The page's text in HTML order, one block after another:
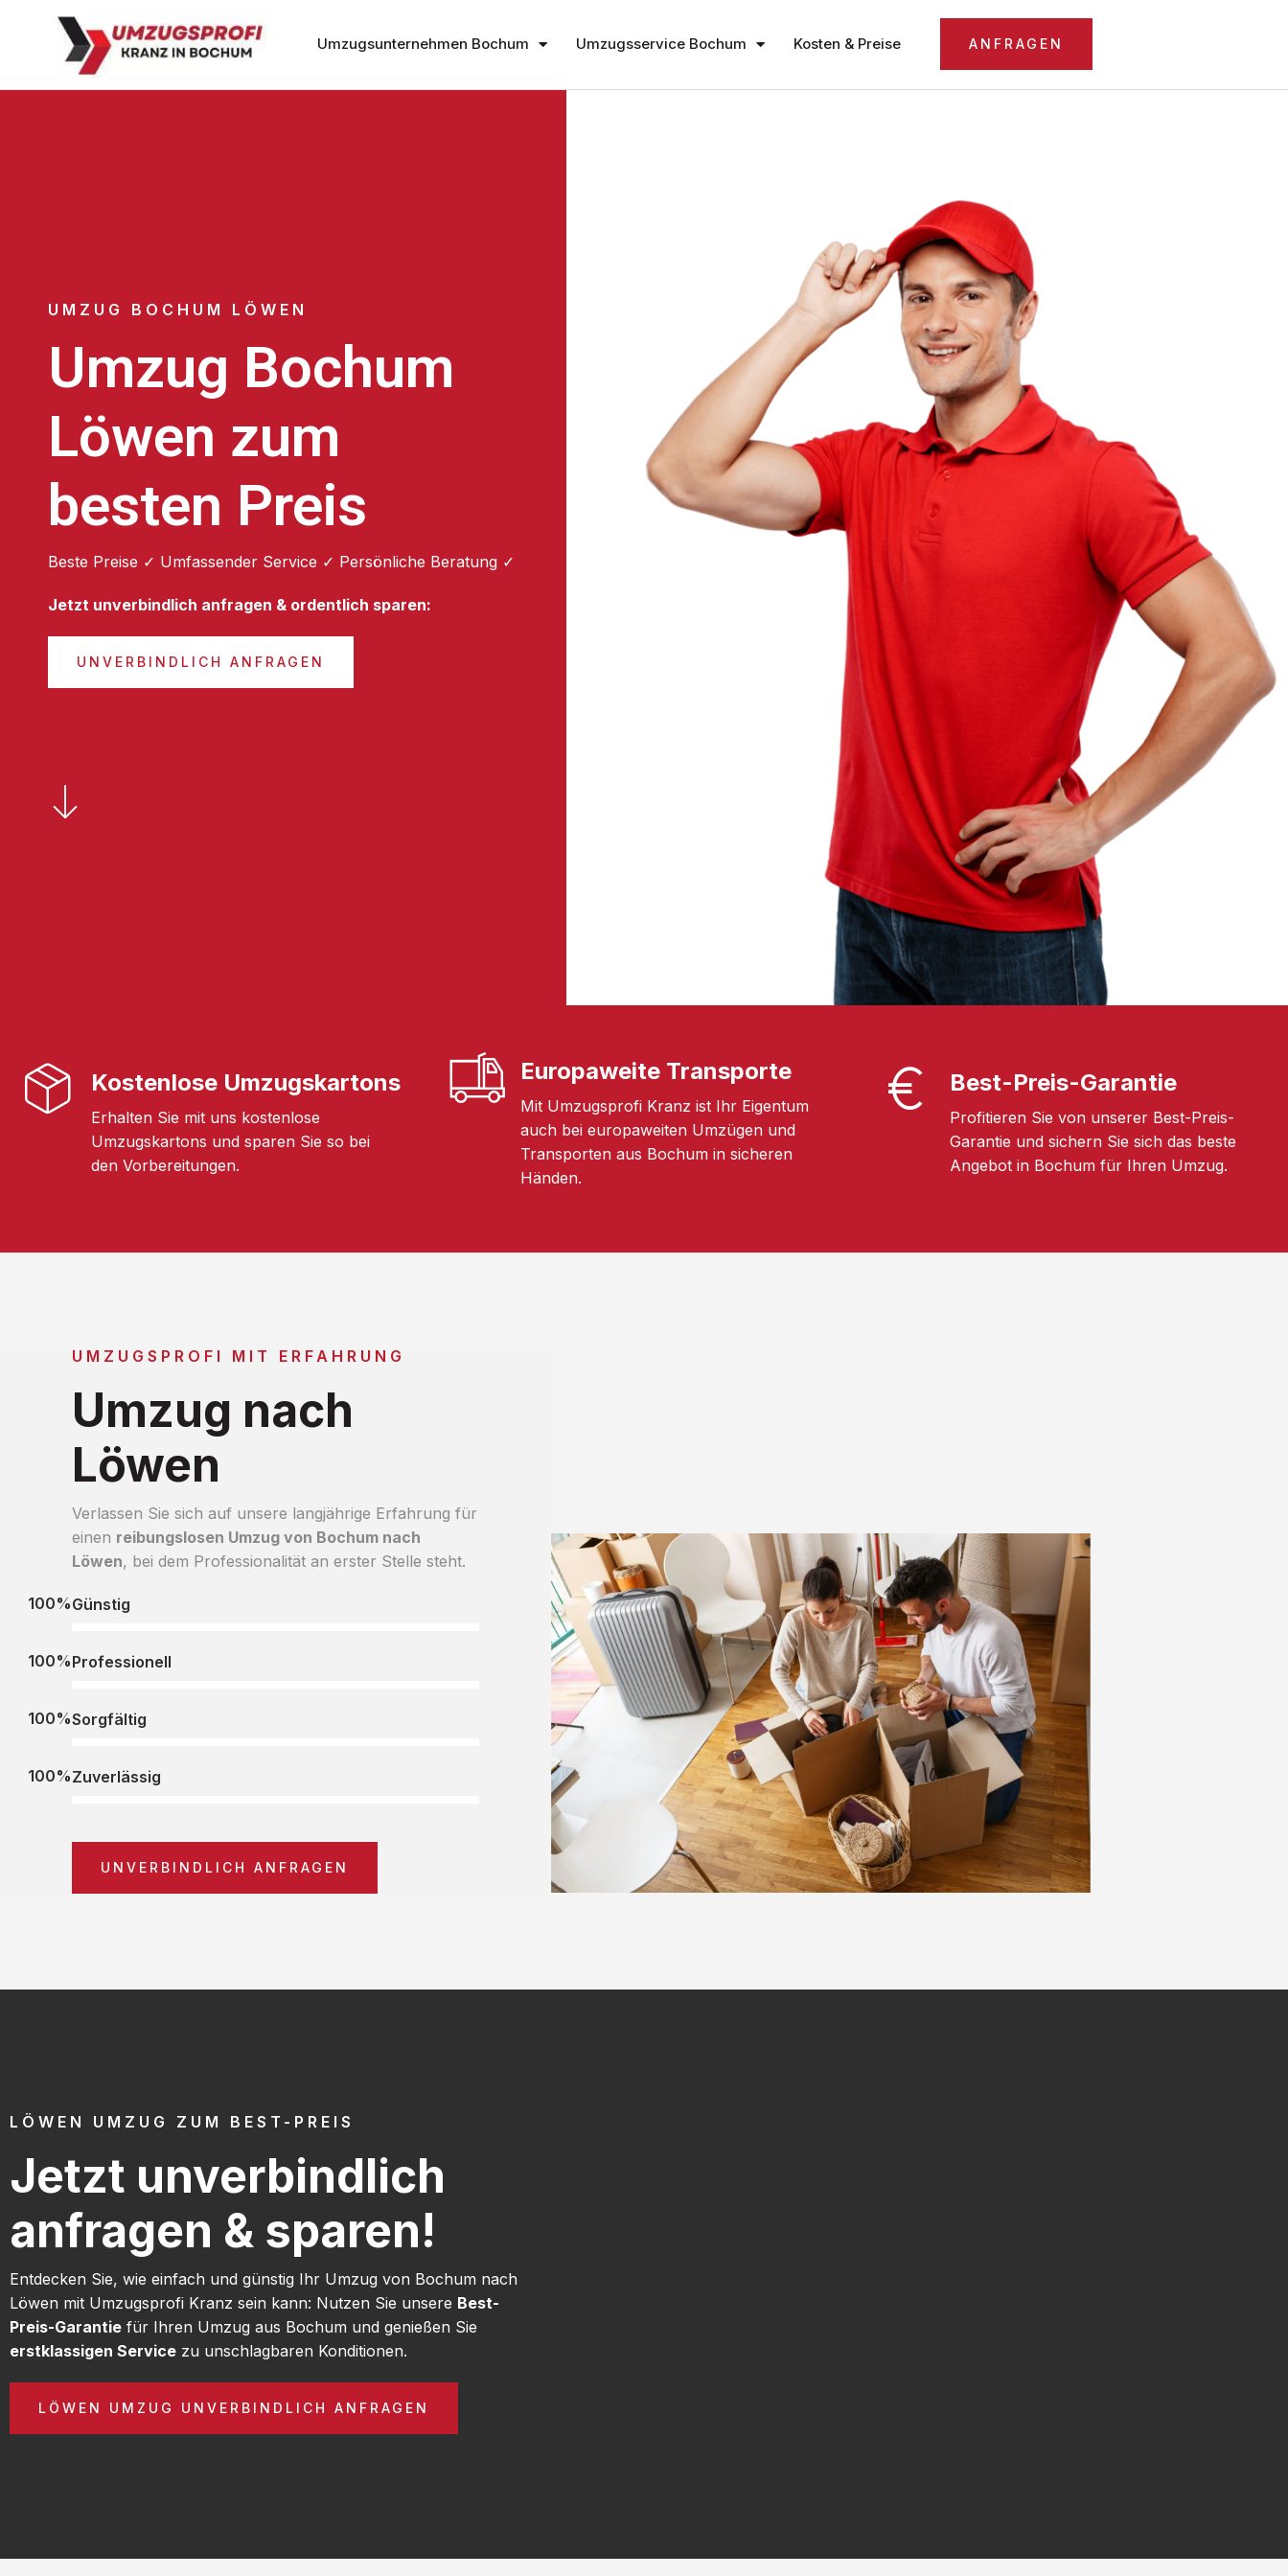
Umzugsunternehmen Bochum Umzugsservice Bochum Kosten & Preise ANFRAGEN
UMZUG BOCHUM LÖWEN
Umzug Bochum
Löwen zum
besten Preis
Beste Preise ✓ Umfassender Service ✓ Persönliche Beratung ✓
Jetzt unverbindlich anfragen & ordentlich sparen:
UNVERBINDLICH ANFRAGEN
Kostenlose Umzugskartons
Erhalten Sie mit uns kostenlose
Umzugskartons und sparen Sie so bei
den Vorbereitungen.
Europaweite Transporte
Mit Umzugsprofi Kranz ist Ihr Eigentum
auch bei europaweiten Umzügen und
Transporten aus Bochum in sicheren
Händen.
Best-Preis-Garantie
Profitieren Sie von unserer Best-Preis-
Garantie und sichern Sie sich das beste
Angebot in Bochum für Ihren Umzug.
UMZUGSPROFI MIT ERFAHRUNG
Umzug nach
Löwen
Verlassen Sie sich auf unsere langjährige Erfahrung für
einen reibungslosen Umzug von Bochum nach
Löwen, bei dem Professionalität an erster Stelle steht.
Günstig
100%
Professionell
100%
Sorgfältig
100%
Zuverlässig
100%
UNVERBINDLICH ANFRAGEN
LÖWEN UMZUG ZUM BEST-PREIS
Jetzt unverbindlich
anfragen & sparen!
Entdecken Sie, wie einfach und günstig Ihr Umzug von Bochum nach
Löwen mit Umzugsprofi Kranz sein kann: Nutzen Sie unsere Best-
Preis-Garantie für Ihren Umzug aus Bochum und genießen Sie
erstklassigen Service zu unschlagbaren Konditionen.
LÖWEN UMZUG UNVERBINDLICH ANFRAGEN